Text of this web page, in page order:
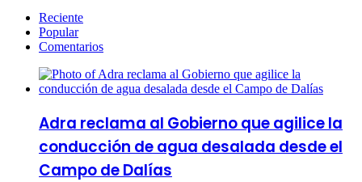
Reciente
Popular
Comentarios
Adra reclama al Gobierno que agilice la
conducción de agua desalada desde el
Campo de Dalías